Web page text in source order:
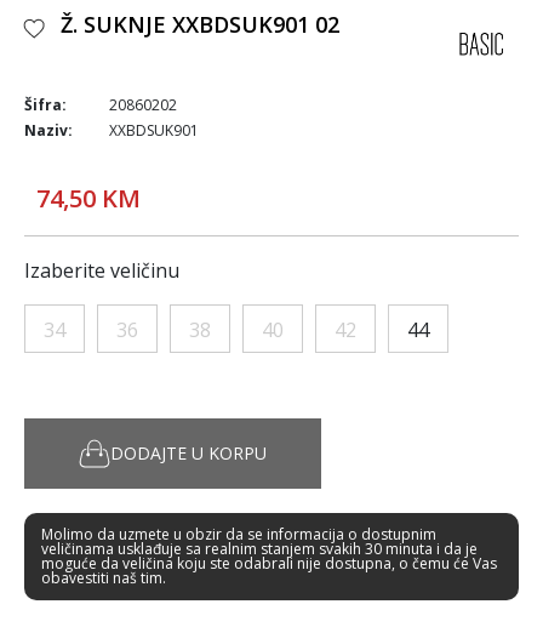
Ž. SUKNJE XXBDSUK901 02
Šifra:
20860202
Naziv:
XXBDSUK901
74,50 KM
Izaberite veličinu
34 36 38 40 42 44
DODAJTE U KORPU
Molimo da uzmete u obzir da se informacija o dostupnim
veličinama usklađuje sa realnim stanjem svakih 30 minuta i da je
moguće da veličina koju ste odabrali nije dostupna, o čemu će Vas
obavestiti naš tim.